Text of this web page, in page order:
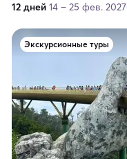
12 дней 14 – 25 фев. 2027
Экскурсионные туры